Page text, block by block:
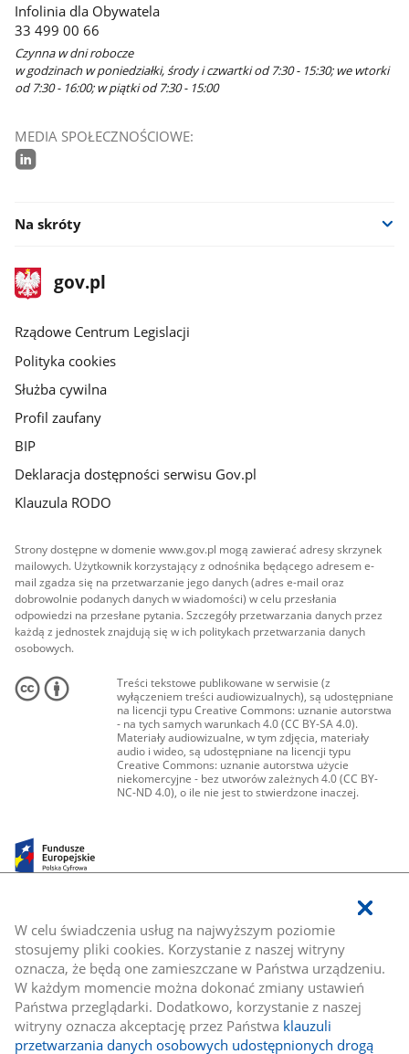
W celu świadczenia usług na najwyższym poziomie
stosujemy pliki cookies. Korzystanie z naszej witryny
oznacza, że będą one zamieszczane w Państwa urządzeniu.
W każdym momencie można dokonać zmiany ustawień
Państwa przeglądarki. Dodatkowo, korzystanie z naszej
witryny oznacza akceptację przez Państwa klauzuli
przetwarzania danych osobowych udostępnionych drogą
Infolinia dla Obywatela
33 499 00 66
Czynna w dni robocze
w godzinach w poniedziałki, środy i czwartki od 7:30 - 15:30; we wtorki
od 7:30 - 16:00; w piątki od 7:30 - 15:00
MEDIA SPOŁECZNOŚCIOWE:
Na skróty
stopka
gov.plStrona
gov.pl
Rządowe Centrum Legislacji
Polityka cookies
Służba cywilna
Profil zaufany
BIP
Deklaracja dostępności serwisu Gov.pl
Klauzula RODO
Strony dostępne w domenie www.gov.pl mogą zawierać adresy skrzynek
mailowych. Użytkownik korzystający z odnośnika będącego adresem e-
mail zgadza się na przetwarzanie jego danych (adres e-mail oraz
dobrowolnie podanych danych w wiadomości) w celu przesłania
odpowiedzi na przesłane pytania. Szczegóły przetwarzania danych przez
każdą z jednostek znajdują się w ich politykach przetwarzania danych
osobowych.
Treści tekstowe publikowane w serwisie (z
wyłączeniem treści audiowizualnych), są udostępniane
na licencji typu Creative Commons: uznanie autorstwa
- na tych samych warunkach 4.0 (CC BY-SA 4.0).
Materiały audiowizualne, w tym zdjęcia, materiały
audio i wideo, są udostępniane na licencji typu
Creative Commons: uznanie autorstwa użycie
niekomercyjne - bez utworów zależnych 4.0 (CC BY-
NC-ND 4.0), o ile nie jest to stwierdzone inaczej.